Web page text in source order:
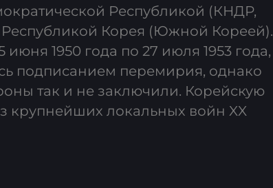
Республикой (КНДР,
Корея (Южной Кореей).
1950 года по 27 июля 1953 года,
подписанием перемирия, однако
так и не заключили. Корейскую
крупнейших локальных войн XX